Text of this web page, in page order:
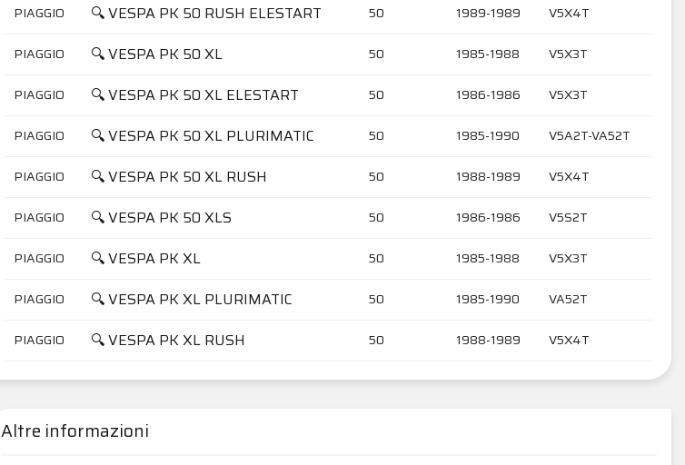
PIAGGIO 🔍 VESPA PK 50 RUSH ELESTART 50 1989-1989 V5X4T
PIAGGIO 🔍 VESPA PK 50 XL 50 1985-1988 V5X3T
PIAGGIO 🔍 VESPA PK 50 XL ELESTART 50 1986-1986 V5X3T
PIAGGIO 🔍 VESPA PK 50 XL PLURIMATIC 50 1985-1990 V5A2T-VA52T
PIAGGIO 🔍 VESPA PK 50 XL RUSH 50 1988-1989 V5X4T
PIAGGIO 🔍 VESPA PK 50 XLS 50 1986-1986 V5S2T
PIAGGIO 🔍 VESPA PK XL 50 1985-1988 V5X3T
PIAGGIO 🔍 VESPA PK XL PLURIMATIC 50 1985-1990 VA52T
PIAGGIO 🔍 VESPA PK XL RUSH 50 1988-1989 V5X4T
Altre informazioni